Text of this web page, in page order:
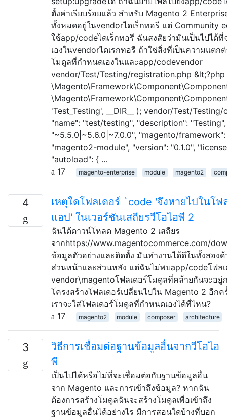
ตั้งค่าเรียบร้อยแล้ว สำหรับ Magento 2
ทั้งหมดอยู่ในvendorไดเร็กทอรี แต่ Community
ใช้app/codeไดเร็กทอรี ฉันสงสัยว่ามันเป็นไปได้
เองในvendorไดเรกทอรี ถ้าใช่สิ่งที่เป็นความแตก
โมดูลที่กำหนดเองในและapp/codevendor
vendor/Test/Testing/registration.php &lt;?php
'Test_Testing', __DIR__ ); vendor/Test/
"name": "test/testing", "description":
"~5.5.0|~5.6.0|~7.0.0", "magento/
"magento2-module", "version": "0.1.0",
"autoload": { …
17
magento-enterprise module magento2
4
เหตุใดโฟลเดอร์ `code 'จึงหายไปในโฟ
แอป' ในเวอร์ชันเสถียรวีโอไอพี 2
ฉันได้ดาวน์โหลด Magento 2 เสถียร
จากhttps://www.magentocommerce.com/
ข้อมูลตัวอย่างและติดตั้ง มันทำงานได้ดีในทั้งสองด้
ส่วนหน้าและส่วนหลัง แต่ฉันไม่พบapp/codeโฟล
vendor\magentoโฟลเดอร์โมดูลที่คล้ายกันจะอยู่
โครงสร้างโฟลเดอร์เปลี่ยนไปใน Magento 2 อีกค
เราจะใส่โฟลเดอร์โมดูลที่กำหนดเองได้ที่ไหน?
17
magento2 module composer architecture
3
วิธีการเชื่อมต่อฐานข้อมูลอื่นจากวีโอไอ
พี
เป็นไปได้หรือไม่ที่จะเชื่อมต่อกับฐานข้อมูลอื่น
จาก Magento และการเข้าถึงข้อมูล? หากฉัน
ต้องการสร้างโมดูลฉันจะสร้างโมดูลเพื่อเข้าถึง
ฐานข้อมูลอื่นได้อย่างไร มีการสอนใดบ้างที่บอก